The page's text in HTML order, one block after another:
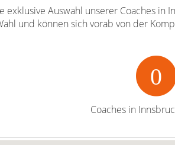
Auswahl unserer Coaches
und können sich vorab von der
0
Coaches in 2